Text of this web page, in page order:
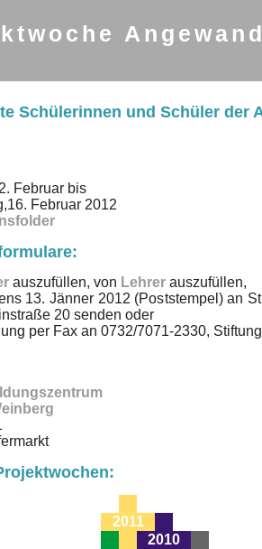
Schülerinnen und Schüler der
Februar bis
Februar 2012
auszufüllen, von Lehrer auszufüllen,
13. Jänner 2012 (Poststempel) an
20 senden oder
per Fax an 0732/7071-2330, Stiftung
2010
2011